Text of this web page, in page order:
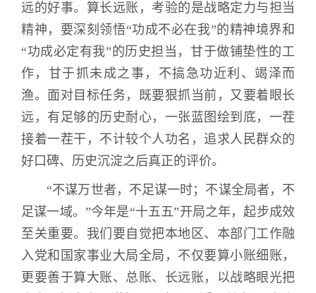
远的好事。算长远账，考验的是战略定力与担当
精神，要深刻领悟“功成不必在我”的精神境界和
“功成必定有我”的历史担当，甘于做铺垫性的工
作，甘于抓未成之事，不搞急功近利、竭泽而
渔。面对目标任务，既要狠抓当前，又要着眼长
远，有足够的历史耐心，一张蓝图绘到底，一茬
接着一茬干，不计较个人功名，追求人民群众的
好口碑、历史沉淀之后真正的评价。
“不谋万世者，不足谋一时；不谋全局者，不
足谋一域。”今年是“十五五”开局之年，起步成效
至关重要。我们要自觉把本地区、本部门工作融
入党和国家事业大局全局，不仅要算小账细账，
更要善于算大账、总账、长远账，以战略眼光把